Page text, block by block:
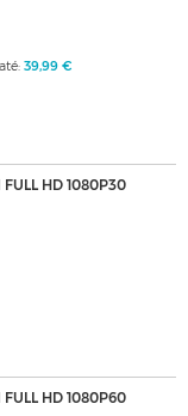
39,99 €
HD 1080P30
HD 1080P60